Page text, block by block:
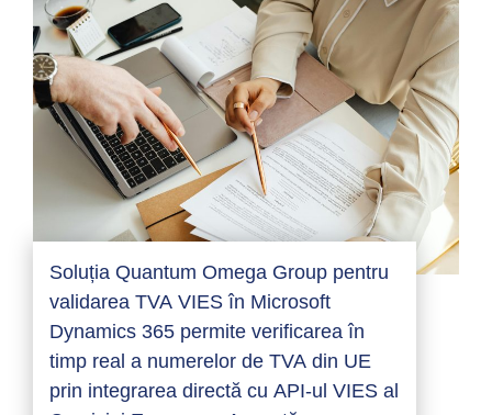
Soluția Quantum Omega Group pentru
validarea TVA VIES în Microsoft
Dynamics 365 permite verificarea în
timp real a numerelor de TVA din UE
prin integrarea directă cu API-ul VIES al